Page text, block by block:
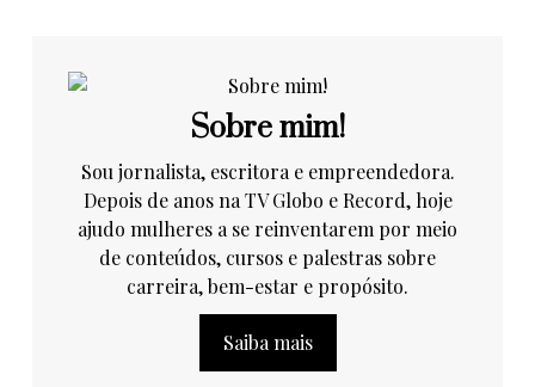
Sobre mim!
Sou jornalista, escritora e empreendedora.
Depois de anos na TV Globo e Record, hoje
ajudo mulheres a se reinventarem por meio
de conteúdos, cursos e palestras sobre
carreira, bem-estar e propósito.
Saiba mais